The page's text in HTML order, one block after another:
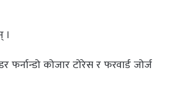
।
कोजार टोरेस र फरवार्ड जोर्ज